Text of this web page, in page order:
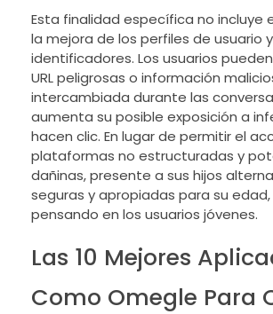
Esta finalidad específica no incluye
la mejora de los perfiles de usuario
identificadores. Los usuarios
URL peligrosas o información
intercambiada durante las
aumenta su posible exposición a
hacen clic. En lugar de permitir el
plataformas no estructuradas y
dañinas, presente a sus hijos
seguras y apropiadas para su
pensando en los usuarios jóvenes.
Las 10 Mejores
Como Omegle Para